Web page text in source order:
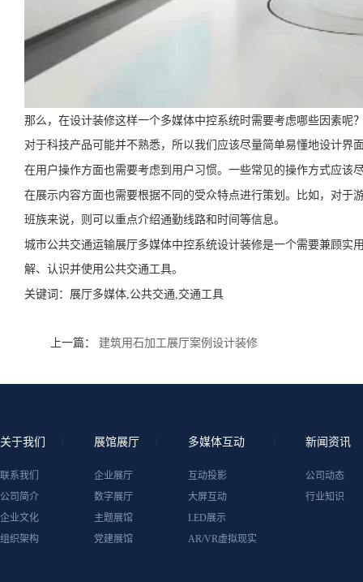
那么，在设计装修这样一个多媒体中控系统时需要考虑哪些因素
对于科技产品可能并不熟悉，所以我们应该尽量简单易懂地设计界
在用户操作方面也需要考虑到用户习惯。一些常见的操作方式应
在展示内容方面也需要根据不同的受众特点进行策划。比如，对
班族来说，则可以重点介绍通勤线路和时间等信息。
城市公共交通运输展厅多媒体中控系统设计装修是一个需要兼顾
解、认识并使用公共交通工具。
关键词： 展厅多媒体,公共交通,交通工具
上一篇： 建筑用石加工展厅案例设计装修
关于我们
联系我们
公司简介
企业文化
组织架构
展馆展厅
企业展厅
数字展厅
主题展馆
党建展馆
多媒体互动
互动投影
大屏互动
LED展示
AR/VR虚拟现实
新闻资讯
公司动态
行业知识